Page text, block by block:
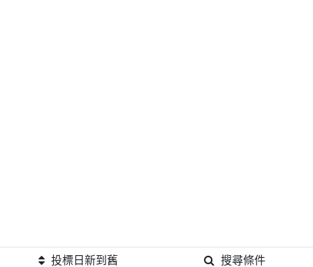
投標日新到舊 搜尋條件